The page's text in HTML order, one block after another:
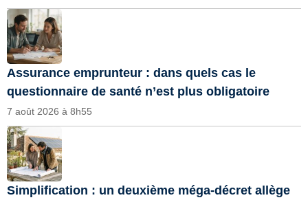
Assurance emprunteur : dans quels cas le
questionnaire de santé n’est plus obligatoire
7 août 2026 à 8h55
Simplification : un deuxième méga-décret allège